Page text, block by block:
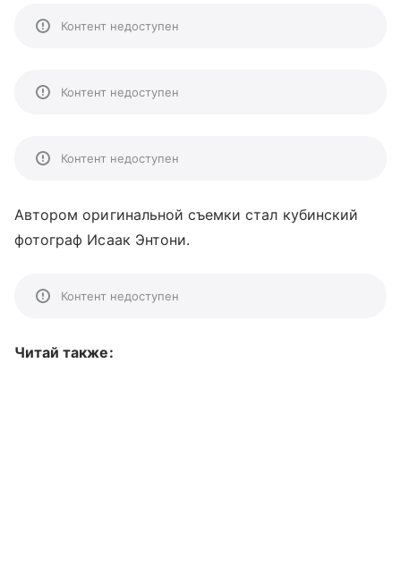
Контент недоступен
Контент недоступен
Контент недоступен
Автором оригинальной съемки стал кубинский
фотограф Исаак Энтони.
Контент недоступен
Читай также: